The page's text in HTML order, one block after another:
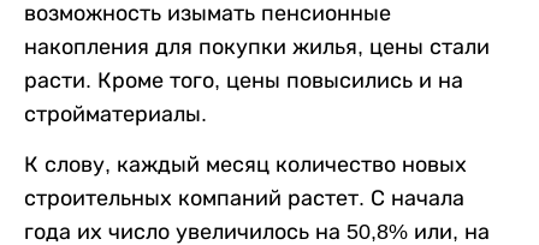
возможность изымать пенсионные
накопления для покупки жилья, цены стали
расти. Кроме того, цены повысились и на
стройматериалы.
К слову, каждый месяц количество новых
строительных компаний растет. С начала
года их число увеличилось на 50,8% или, на